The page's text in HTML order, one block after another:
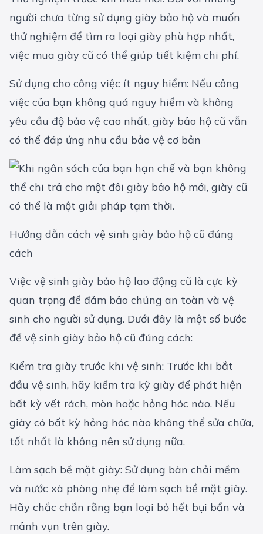
người chưa từng sử dụng giày bảo hộ và muốn
thử nghiệm để tìm ra loại giày phù hợp nhất,
việc mua giày cũ có thể giúp tiết kiệm chi phí.
Sử dụng cho công việc ít nguy hiểm: Nếu công
việc của bạn không quá nguy hiểm và không
yêu cầu độ bảo vệ cao nhất, giày bảo hộ cũ vẫn
có thể đáp ứng nhu cầu bảo vệ cơ bản
Hướng dẫn cách vệ sinh giày bảo hộ cũ đúng
cách
Việc vệ sinh giày bảo hộ lao động cũ là cực kỳ
quan trọng để đảm bảo chúng an toàn và vệ
sinh cho người sử dụng. Dưới đây là một số bước
để vệ sinh giày bảo hộ cũ đúng cách:
Kiểm tra giày trước khi vệ sinh: Trước khi bắt
đầu vệ sinh, hãy kiểm tra kỹ giày để phát hiện
bất kỳ vết rách, mòn hoặc hỏng hóc nào. Nếu
giày có bất kỳ hỏng hóc nào không thể sửa chữa,
tốt nhất là không nên sử dụng nữa.
Làm sạch bề mặt giày: Sử dụng bàn chải mềm
và nước xà phòng nhẹ để làm sạch bề mặt giày.
Hãy chắc chắn rằng bạn loại bỏ hết bụi bẩn và
mảnh vụn trên giày.